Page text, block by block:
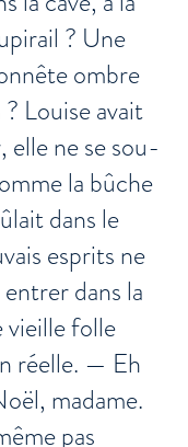
? Une
ombre
Louise avait
elle ne se sou-
la bûche
dans le
esprits ne
dans la
vieille folle
réelle. — Eh
madame.
pas